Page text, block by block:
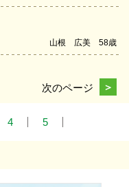
山根 広美 58歳
4 5
＞
次のページ